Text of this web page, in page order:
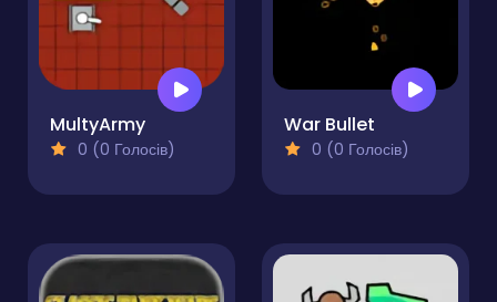
MultyArmy
0 (0 Голосів)
War Bullet
0 (0 Голосів)